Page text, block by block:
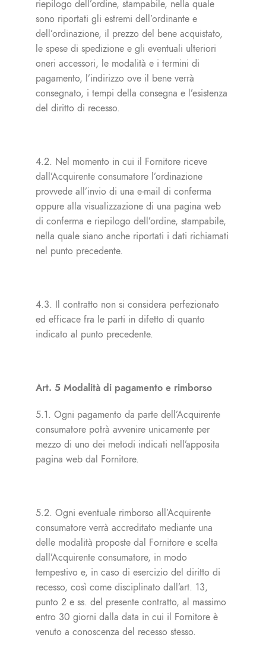
riepilogo dell’ordine, stampabile, nella quale
sono riportati gli estremi dell’ordinante e
dell’ordinazione, il prezzo del bene acquistato,
le spese di spedizione e gli eventuali ulteriori
oneri accessori, le modalità e i termini di
pagamento, l’indirizzo ove il bene verrà
consegnato, i tempi della consegna e l’esistenza
del diritto di recesso.
4.2. Nel momento in cui il Fornitore riceve
dall’Acquirente consumatore l’ordinazione
provvede all’invio di una e-mail di conferma
oppure alla visualizzazione di una pagina web
di conferma e riepilogo dell’ordine, stampabile,
nella quale siano anche riportati i dati richiamati
nel punto precedente.
4.3. Il contratto non si considera perfezionato
ed efficace fra le parti in difetto di quanto
indicato al punto precedente.
Art. 5 Modalità di pagamento e rimborso
5.1. Ogni pagamento da parte dell’Acquirente
consumatore potrà avvenire unicamente per
mezzo di uno dei metodi indicati nell’apposita
pagina web dal Fornitore.
5.2. Ogni eventuale rimborso all’Acquirente
consumatore verrà accreditato mediante una
delle modalità proposte dal Fornitore e scelta
dall’Acquirente consumatore, in modo
tempestivo e, in caso di esercizio del diritto di
recesso, così come disciplinato dall’art. 13,
punto 2 e ss. del presente contratto, al massimo
entro 30 giorni dalla data in cui il Fornitore è
venuto a conoscenza del recesso stesso.